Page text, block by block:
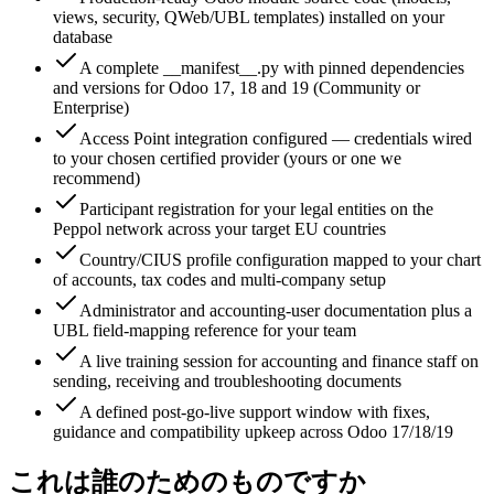
views, security, QWeb/UBL templates) installed on your
database
A complete __manifest__.py with pinned dependencies
and versions for Odoo 17, 18 and 19 (Community or
Enterprise)
Access Point integration configured — credentials wired
to your chosen certified provider (yours or one we
recommend)
Participant registration for your legal entities on the
Peppol network across your target EU countries
Country/CIUS profile configuration mapped to your chart
of accounts, tax codes and multi-company setup
Administrator and accounting-user documentation plus a
UBL field-mapping reference for your team
A live training session for accounting and finance staff on
sending, receiving and troubleshooting documents
A defined post-go-live support window with fixes,
guidance and compatibility upkeep across Odoo 17/18/19
これは誰のためのものですか